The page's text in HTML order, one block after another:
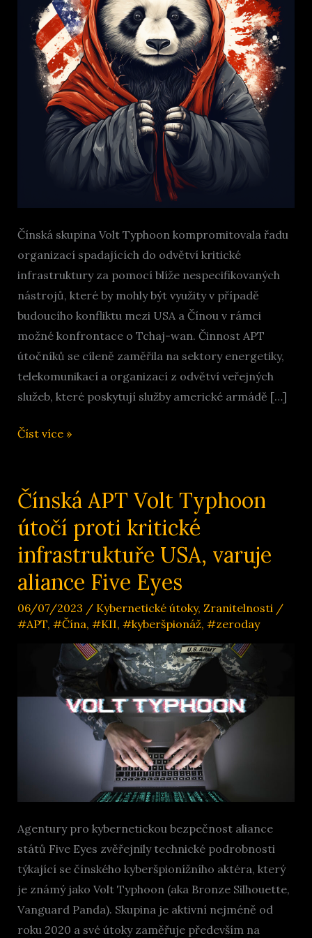
Čínská skupina Volt Typhoon kompromitovala řadu
organizací spadajících do odvětví kritické
infrastruktury za pomocí blíže nespecifikovaných
nástrojů, které by mohly být využity v případě
budoucího konfliktu mezi USA a Čínou v rámci
možné konfrontace o Tchaj-wan. Činnost APT
útočníků se cíleně zaměřila na sektory energetiky,
telekomunikací a organizací z odvětví veřejných
služeb, které poskytují služby americké armádě […]
Čínský
útočí
na
KII
sloužící
podpoře
americké
armády
Číst více »
Čínská APT Volt Typhoon
útočí proti kritické
infrastruktuře USA, varuje
aliance Five Eyes
06/07/2023 / Kybernetické útoky, Zranitelnosti /
#APT, #Čína, #KII, #kyberšpionáž, #zeroday
Agentury pro kybernetickou bezpečnost aliance
států Five Eyes zvěřejnily technické podrobnosti
týkající se čínského kyberšpionížního aktéra, který
je známý jako Volt Typhoon (aka Bronze Silhouette,
Vanguard Panda). Skupina je aktivní nejméně od
roku 2020 a své útoky zaměřuje především na